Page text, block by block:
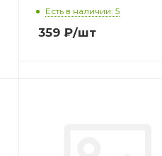
Есть в наличии: 5
359₽/шт